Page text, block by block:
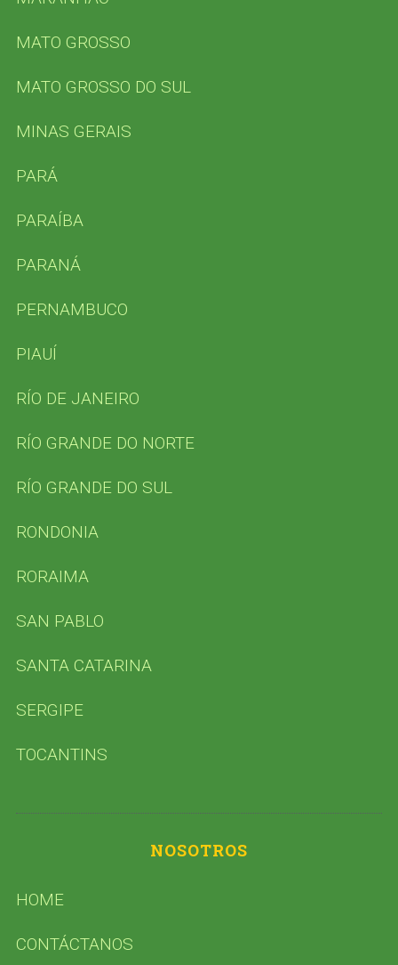
MATO GROSSO
MATO GROSSO DO SUL
MINAS GERAIS
PARÁ
PARAÍBA
PARANÁ
PERNAMBUCO
PIAUÍ
RÍO DE JANEIRO
RÍO GRANDE DO NORTE
RÍO GRANDE DO SUL
RONDONIA
RORAIMA
SAN PABLO
SANTA CATARINA
SERGIPE
TOCANTINS
NOSOTROS
HOME
CONTÁCTANOS